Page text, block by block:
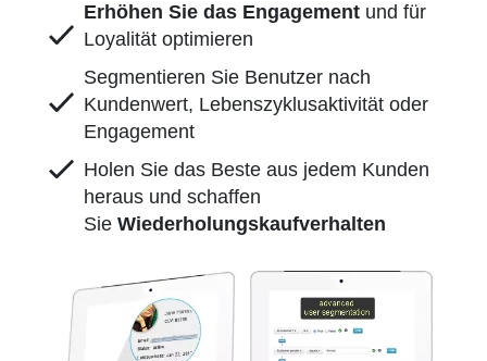
Erhöhen Sie das Engagement und für
Loyalität optimieren
Segmentieren Sie Benutzer nach
Kundenwert, Lebenszyklusaktivität oder
Engagement
Holen Sie das Beste aus jedem Kunden
heraus und schaffen
SieWiederholungskaufverhalten